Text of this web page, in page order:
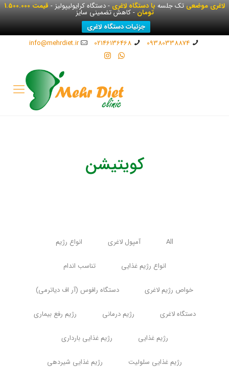
لاغری موضعیتک جلسهبا دستگاه لاغری- دستگاه کرایولیپولیز - قیمت 1.500.000
تومان- کاهش تضمینی سایز
جزئیات دستگاه لاغری
09380338874
02146136468
info@mehrdiet.ir
کویتیشن
All آمپول لاغری انواع رژیم
انواع رژیم غذایی تناسب اندام
خواص رژیم لاغری دستگاه رافوس (آر اف دیاترمی)
دستگاه لاغری رژیم درمانی رژیم رفع بیماری
رژیم غذایی رژیم غذایی بارداری
رژیم غذایی سلولیت رژیم غذایی شیردهی